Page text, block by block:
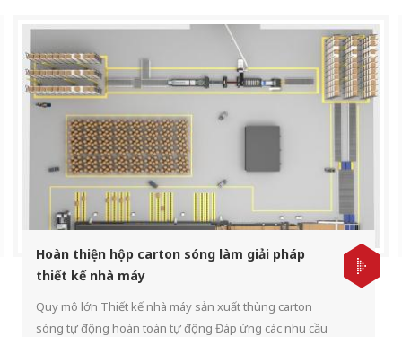
Hoàn thiện hộp carton sóng làm giải pháp
thiết kế nhà máy
Quy mô lớn Thiết kế nhà máy sản xuất thùng carton
sóng tự động hoàn toàn tự động Đáp ứng các nhu cầu